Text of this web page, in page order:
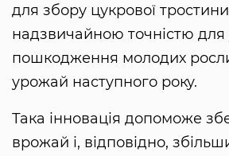
для збору цукрової
надзвичайною точністю
пошкодження молодих
урожай наступного року.
Така інновація допоможе
врожай і, відповідно,